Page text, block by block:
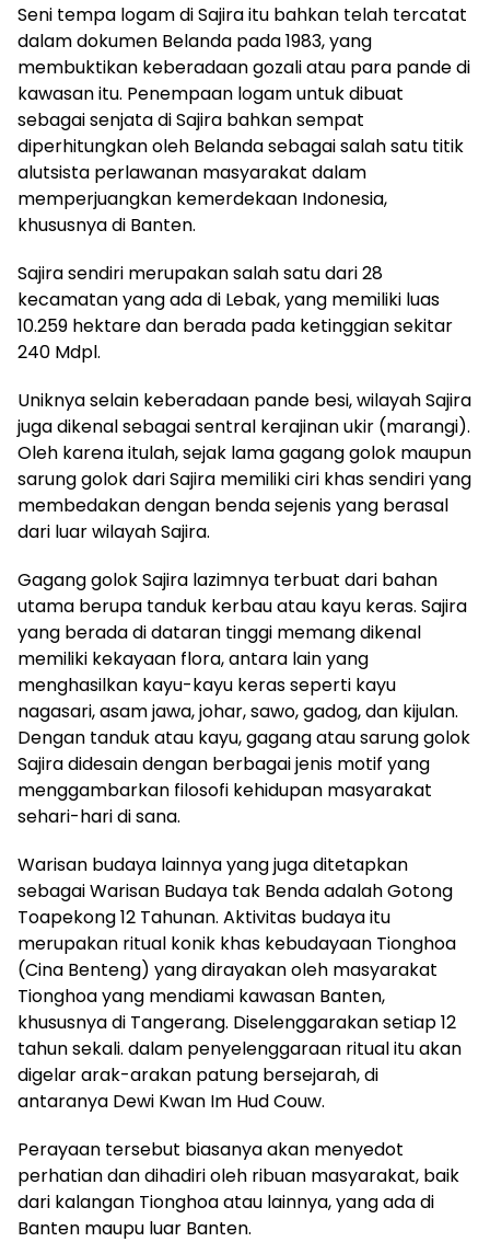
Seni tempa logam di Sajira itu bahkan telah tercatat
dalam dokumen Belanda pada 1983, yang
membuktikan keberadaan gozali atau para pande di
kawasan itu. Penempaan logam untuk dibuat
sebagai senjata di Sajira bahkan sempat
diperhitungkan oleh Belanda sebagai salah satu titik
alutsista perlawanan masyarakat dalam
memperjuangkan kemerdekaan Indonesia,
khususnya di Banten.
Sajira sendiri merupakan salah satu dari 28
kecamatan yang ada di Lebak, yang memiliki luas
10.259 hektare dan berada pada ketinggian sekitar
240 Mdpl.
Uniknya selain keberadaan pande besi, wilayah Sajira
juga dikenal sebagai sentral kerajinan ukir (marangi).
Oleh karena itulah, sejak lama gagang golok maupun
sarung golok dari Sajira memiliki ciri khas sendiri yang
membedakan dengan benda sejenis yang berasal
dari luar wilayah Sajira.
Gagang golok Sajira lazimnya terbuat dari bahan
utama berupa tanduk kerbau atau kayu keras. Sajira
yang berada di dataran tinggi memang dikenal
memiliki kekayaan flora, antara lain yang
menghasilkan kayu-kayu keras seperti kayu
nagasari, asam jawa, johar, sawo, gadog, dan kijulan.
Dengan tanduk atau kayu, gagang atau sarung golok
Sajira didesain dengan berbagai jenis motif yang
menggambarkan filosofi kehidupan masyarakat
sehari-hari di sana.
Warisan budaya lainnya yang juga ditetapkan
sebagai Warisan Budaya tak Benda adalah Gotong
Toapekong 12 Tahunan. Aktivitas budaya itu
merupakan ritual konik khas kebudayaan Tionghoa
(Cina Benteng) yang dirayakan oleh masyarakat
Tionghoa yang mendiami kawasan Banten,
khususnya di Tangerang. Diselenggarakan setiap 12
tahun sekali. dalam penyelenggaraan ritual itu akan
digelar arak-arakan patung bersejarah, di
antaranya Dewi Kwan Im Hud Couw.
Perayaan tersebut biasanya akan menyedot
perhatian dan dihadiri oleh ribuan masyarakat, baik
dari kalangan Tionghoa atau lainnya, yang ada di
Banten maupu luar Banten.